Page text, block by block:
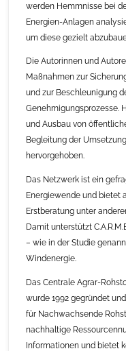
werden Hemmnisse bei
Energien-Anlagen
um diese gezielt
Die Autorinnen und
Maßnahmen zur
und zur Beschleunigung
Genehmigungsprozesse.
und Ausbau von
Begleitung der
hervorgehoben.
Das Netzwerk ist ein
Energiewende und bietet
Erstberatung unter
Damit unterstützt
– wie in der Studie
Windenergie.
Das Centrale Agrar-
wurde 1992 gegründet
für Nachwachsende
nachhaltige
Informationen und bietet